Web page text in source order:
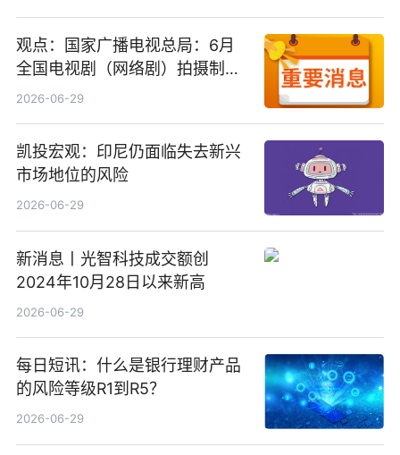
观点：国家广播电视总局：6月
全国电视剧（网络剧）拍摄制作
备案公示剧目197部
2026-06-29
凯投宏观：印尼仍面临失去新兴
市场地位的风险
2026-06-29
新消息丨光智科技成交额创
2024年10月28日以来新高
2026-06-29
每日短讯：什么是银行理财产品
的风险等级R1到R5？
2026-06-29